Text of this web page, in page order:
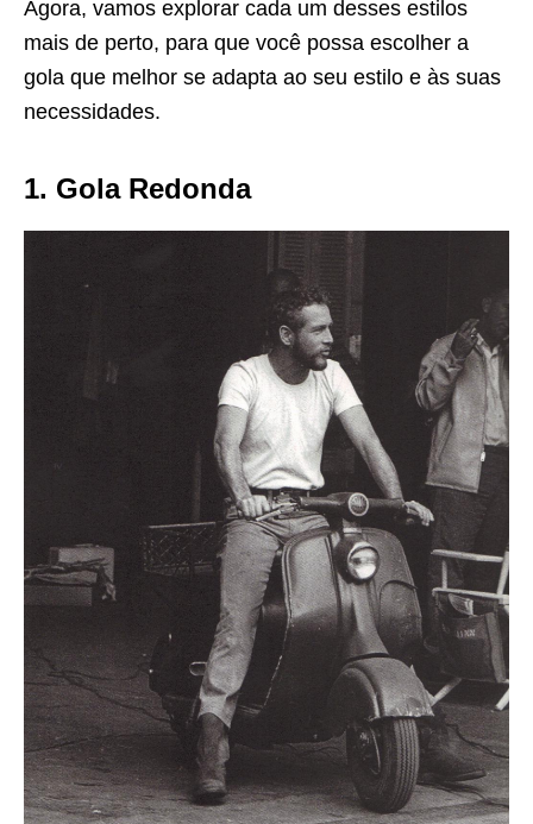
Agora, vamos explorar cada um desses estilos
mais de perto, para que você possa escolher a
gola que melhor se adapta ao seu estilo e às suas
necessidades.
1. Gola Redonda